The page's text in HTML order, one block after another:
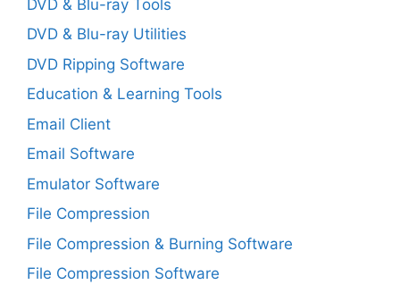
DVD & Blu-ray Tools
DVD & Blu-ray Utilities
DVD Ripping Software
Education & Learning Tools
Email Client
Email Software
Emulator Software
File Compression
File Compression & Burning Software
File Compression Software